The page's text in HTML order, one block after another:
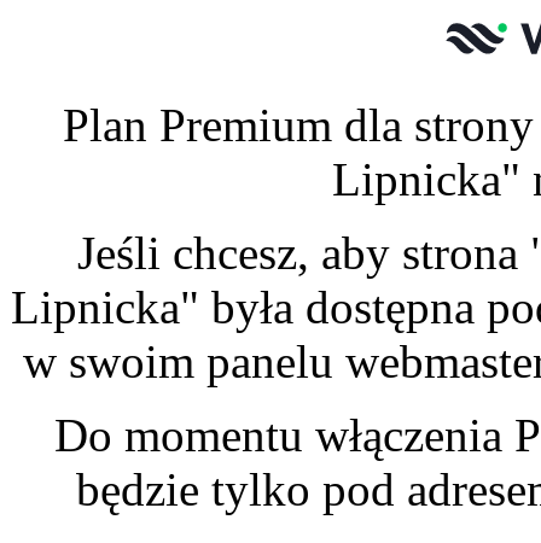
Plan Premium dla
Lipnicka"
Jeśli chcesz, aby
Lipnicka" była dostępna
w swoim panelu
Do momentu włączenia
będzie tylko pod